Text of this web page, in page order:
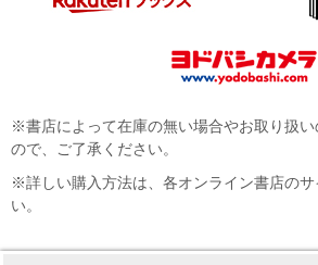
※書店によって在庫の無い場合やお取り扱
ので、ご了承ください。
※詳しい購入方法は、各オンライン書店のサ
い。